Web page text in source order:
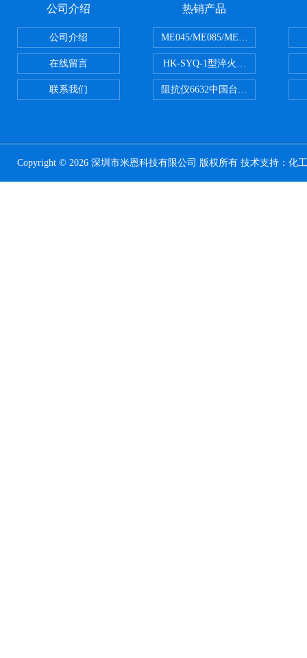
公司介绍
公司介绍
在线留言
联系我们
热销产品
ME045/ME085/ME150ME系列
HK-SYQ-1型淬火介质冷却性能测
阻抗仪6632中国台湾益和
Copyright © 2026 深圳市米恩科技有限公司 版权所有 技术支持： 化